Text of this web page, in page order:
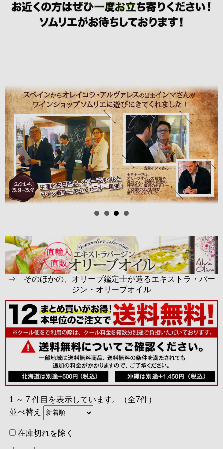
⇒ そのほかの、オリーブ鑑定士が造るエキストラ・バー
ジン・オリーブオイル
1 ～ 7 件目を表示しています。（全7件）
並べ替え
在庫切れを除く